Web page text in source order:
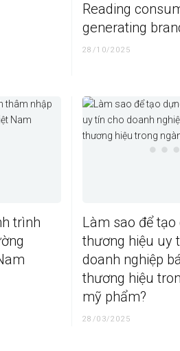
Reading
generating
28/10/2025
trình
Làm sao để tạo
thương hiệu uy
doanh nghiệp
thương hiệu
mỹ phẩm?
28/03/2025